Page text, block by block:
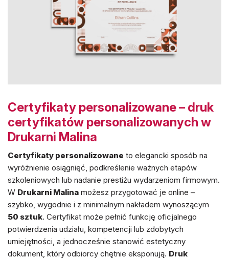
Certyfikaty personalizowane – druk
certyfikatów personalizowanych w
Drukarni Malina
Certyfikaty personalizowane to elegancki sposób na
wyróżnienie osiągnięć, podkreślenie ważnych etapów
szkoleniowych lub nadanie prestiżu wydarzeniom firmowym.
W Drukarni Malina możesz przygotować je online –
szybko, wygodnie i z minimalnym nakładem wynoszącym
50 sztuk. Certyfikat może pełnić funkcję oficjalnego
potwierdzenia udziału, kompetencji lub zdobytych
umiejętności, a jednocześnie stanowić estetyczny
dokument, który odbiorcy chętnie eksponują. Druk